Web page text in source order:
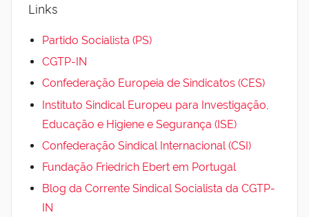
Links
Partido Socialista (PS)
CGTP-IN
Confederação Europeia de Sindicatos (CES)
Instituto Sindical Europeu para Investigação,
Educação e Higiene e Segurança (ISE)
Confederação Sindical Internacional (CSI)
Fundação Friedrich Ebert em Portugal
Blog da Corrente Sindical Socialista da CGTP-
IN